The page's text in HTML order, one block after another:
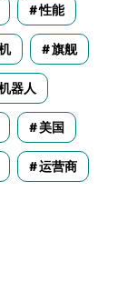
性能
旗舰
器人
美国
运营商